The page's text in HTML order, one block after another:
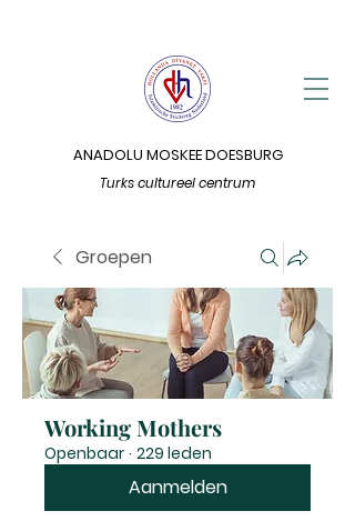
Turks cultureel centrum
ANADOLU MOSKEE DOESBURG
Groepen
Working Mothers
Openbaar · 229 leden
Aanmelden